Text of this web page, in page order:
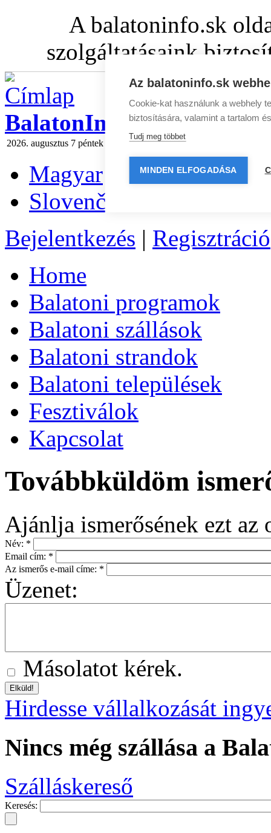
A balatoninfo.sk
szolgáltatásaink
BalatonInfo.sk
2026. augusztus 7 péntek IbolyaHolnap:László
Magyar
Slovenčina
Bejelentkezés | Regisztráció
Home
Balatoni programok
Balatoni szállások
Balatoni strandok
Balatoni települések
Fesztiválok
Kapcsolat
Továbbküldöm
Ajánlja ismerősének ezt az
Név: *
Email cím: *
Az ismerős e-mail címe: *
Üzenet:
Másolatot kérek.
Hirdesse vállalkozását
Nincs még szállása a
Szálláskereső
Keresés:
Az balatoninfo.sk
Cookie-kat használunk a webhely
biztosítására, valamint a tartalom
Tudj meg többet
MINDEN ELFOGADÁSA